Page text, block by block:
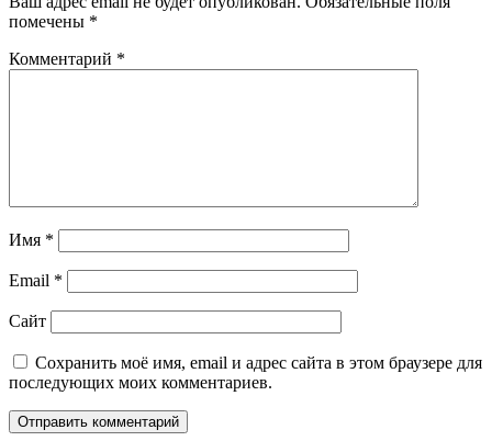
помечены *
Комментарий *
Имя *
Email *
Сайт
Сохранить моё имя, email и адрес сайта в этом браузере для
последующих моих комментариев.